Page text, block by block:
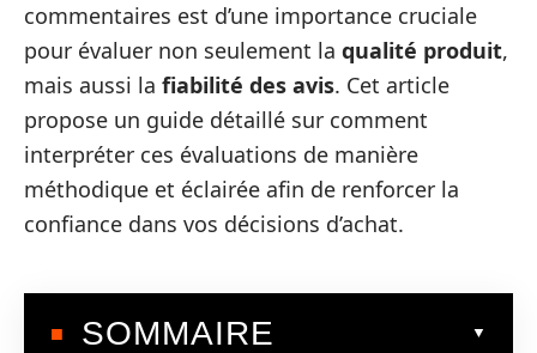
commentaires est d’une importance cruciale
pour évaluer non seulement la qualité produit,
mais aussi la fiabilité des avis. Cet article
propose un guide détaillé sur comment
interpréter ces évaluations de manière
méthodique et éclairée afin de renforcer la
confiance dans vos décisions d’achat.
SOMMAIRE